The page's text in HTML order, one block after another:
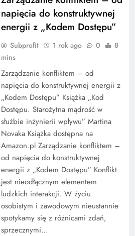
napięcia do konstruktywnej
energii z „Kodem Dostępu”
Subprofit 1 rok ago 0
8
mins
Zarządzanie konfliktem – od
napięcia do konstruktywnej energii z
„Kodem Dostępu” Książka „Kod
Dostępu. Starożytna mądrość w
służbie inżynierii wpływu” Martina
Novaka Książka dostępna na
Amazon.pl Zarządzanie konfliktem –
od napięcia do konstruktywnej
energii z „Kodem Dostępu” Konflikt
jest nieodłącznym elementem
ludzkich interakcji. W życiu
osobistym i zawodowym nieustannie
spotykamy się z różnicami zdań,
sprzecznymi…